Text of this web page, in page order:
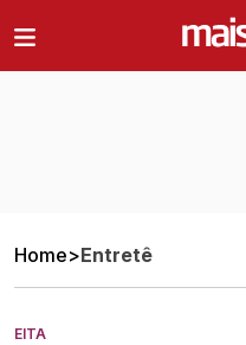
Home>Entretê
EITA